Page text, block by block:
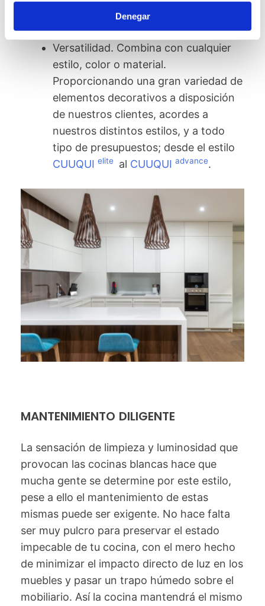
Denegar
que se emite la habitación.
Versatilidad. Combina con cualquier
estilo, color o material.
Proporcionando una gran variedad de
elementos decorativos a disposición
de nuestros clientes, acordes a
nuestros distintos estilos, y a todo
tipo de presupuestos; desde el estilo
CUUQUI elite al CUUQUI advance.
MANTENIMIENTO DILIGENTE
La sensación de limpieza y luminosidad que
provocan las cocinas blancas hace que
mucha gente se determine por este estilo,
pese a ello el mantenimiento de estas
mismas puede ser exigente. No hace falta
ser muy pulcro para preservar el estado
impecable de tu cocina, con el mero hecho
de minimizar el impacto directo de luz en los
muebles y pasar un trapo húmedo sobre el
mobiliario. Así la cocina mantendrá el mismo